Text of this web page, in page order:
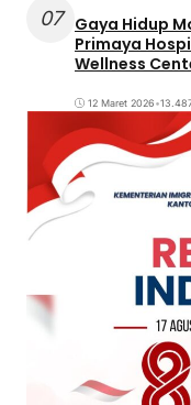
07
Gaya Hidup
Primaya
Wellness
12 Maret 2026•